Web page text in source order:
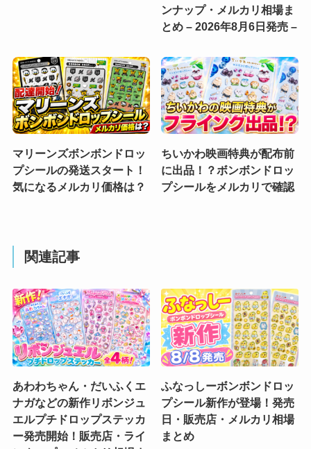
ンナップ・メルカリ相場ま
とめ – 2026年8月6日発売 –
マリーンズボンボンドロッ
プシールの発送スタート！
気になるメルカリ価格は？
ちいかわ映画特典が配布前
に出品！？ボンボンドロッ
プシールをメルカリで確認
関連記事
あわわちゃん・だいふくエ
ナガなどの新作リボンジュ
エルプチドロップステッカ
ー発売開始！販売店・ライ
ふなっしーボンボンドロッ
プシール新作が登場！発売
日・販売店・メルカリ相場
まとめ